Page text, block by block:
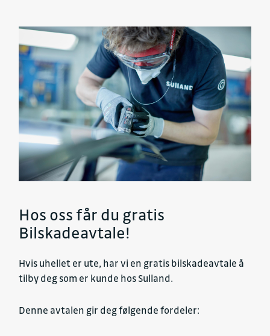
Hos oss får du gratis
Bilskadeavtale!
Hvis uhellet er ute, har vi en gratis bilskadeavtale å
tilby deg som er kunde hos Sulland.
Denne avtalen gir deg følgende fordeler: